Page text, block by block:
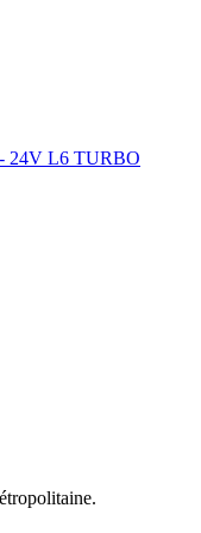
24V L6 TURBO